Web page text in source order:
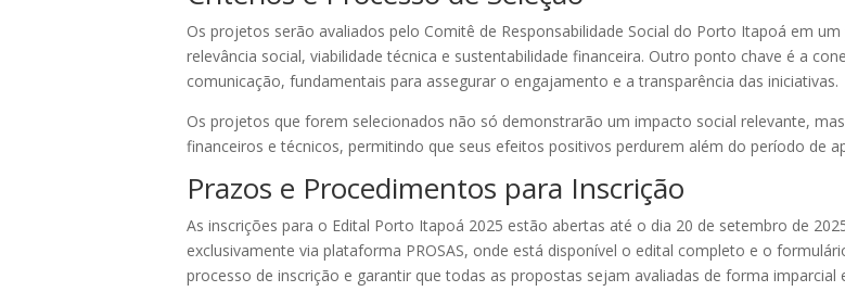
Os projetos serão avaliados pelo Comitê de Responsabilidade Social do Porto Itapoá em
relevância social, viabilidade técnica e sustentabilidade financeira. Outro ponto chave é a
comunicação, fundamentais para assegurar o engajamento e a transparência das iniciativas.
Os projetos que forem selecionados não só demonstrarão um impacto social relevante,
financeiros e técnicos, permitindo que seus efeitos positivos perdurem além do período de
Prazos e Procedimentos para Inscrição
As inscrições para o Edital Porto Itapoá 2025 estão abertas até o dia 20 de setembro de
exclusivamente via plataforma PROSAS, onde está disponível o edital completo e o
processo de inscrição e garantir que todas as propostas sejam avaliadas de forma imparcial